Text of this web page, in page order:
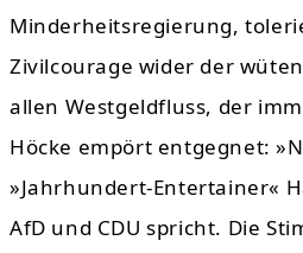
Minderheitsregierung,
Zivilcourage wider der
allen Westgeldfluss, der
Höcke empört entgegnet:
»Jahrhundert-Entertainer«
AfD und CDU spricht. Die